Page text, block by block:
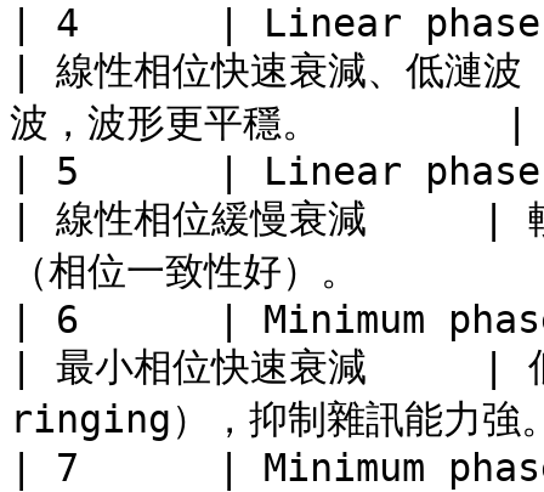
| 4      | Linear
| 線性相位快速衰減、低漣
波，波形更平穩。        |
| 5      | Linear
| 線性相位緩慢衰減     | 較
（相位一致性好）。
| 6      | Minimum
| 最小相位快速衰減     |
ringing），抑制雜訊能力
| 7      | Minimum